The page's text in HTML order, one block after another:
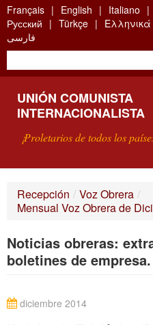
Skip
to
main
content
Français English Italiano
Русский
Türkçe Ελληνικά
فارسی
UNIÓN COMUNISTA
INTERNACIONALISTA
¡Proletarios de todos los
¿QUÉ ES LA UCI?
BÚSQUEDA
Recepción / Voz Obrera /
Mensual Voz Obrera de
Noticias obreras:
boletines de empresa.
diciembre 2014